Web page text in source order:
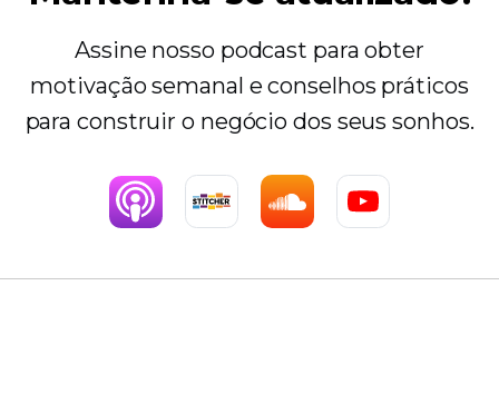
Assine nosso podcast para obter
motivação semanal e conselhos práticos
para construir o negócio dos seus sonhos.